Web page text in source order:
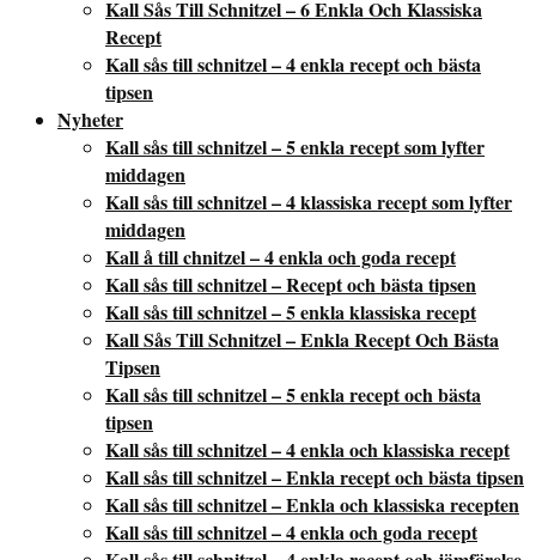
Kall Sås Till Schnitzel – 6 Enkla Och Klassiska
Recept
Kall sås till schnitzel – 4 enkla recept och bästa
tipsen
Nyheter
Kall sås till schnitzel – 5 enkla recept som lyfter
middagen
Kall sås till schnitzel – 4 klassiska recept som lyfter
middagen
Kall å till chnitzel – 4 enkla och goda recept
Kall sås till schnitzel – Recept och bästa tipsen
Kall sås till schnitzel – 5 enkla klassiska recept
Kall Sås Till Schnitzel – Enkla Recept Och Bästa
Tipsen
Kall sås till schnitzel – 5 enkla recept och bästa
tipsen
Kall sås till schnitzel – 4 enkla och klassiska recept
Kall sås till schnitzel – Enkla recept och bästa tipsen
Kall sås till schnitzel – Enkla och klassiska recepten
Kall sås till schnitzel – 4 enkla och goda recept